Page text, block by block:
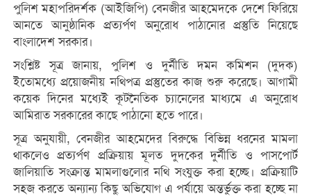
পুলিশ মহাপরিদর্শক (আইজিপি) বেনজীর আহমেদকে দেশে ফিরিয়ে
আনতে আনুষ্ঠানিক প্রত্যর্পণ অনুরোধ পাঠানোর প্রস্তুতি নিয়েছে
বাংলাদেশ সরকার।
সংশ্লিষ্ট সূত্র জানায়, পুলিশ ও দুর্নীতি দমন কমিশন (দুদক)
ইতোমধ্যে প্রয়োজনীয় নথিপত্র প্রস্তুতের কাজ শুরু করেছে। আগামী
কয়েক দিনের মধ্যেই কূটনৈতিক চ্যানেলের মাধ্যমে এ অনুরোধ
আমিরাত সরকারের কাছে পাঠানো হতে পারে।
সূত্র অনুযায়ী, বেনজীর আহমেদের বিরুদ্ধে বিভিন্ন ধরনের মামলা
থাকলেও প্রত্যর্পণ প্রক্রিয়ায় মূলত দুদকের দুর্নীতি ও পাসপোর্ট
জালিয়াতি সংক্রান্ত মামলাগুলোর নথি সংযুক্ত করা হচ্ছে। প্রক্রিয়াটি
সহজ করতে অন্যান্য কিছু অভিযোগ এ পর্যায়ে অন্তর্ভুক্ত করা হচ্ছে না